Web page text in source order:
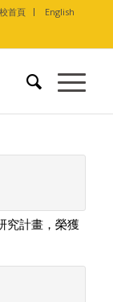
首頁 English
究計畫，榮獲